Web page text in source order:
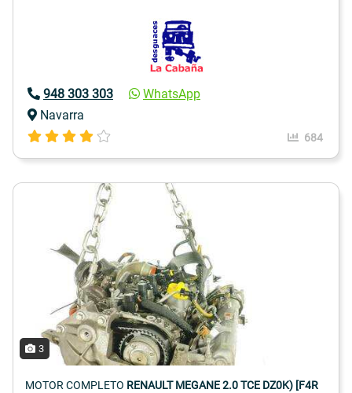
948 303 303
WhatsApp
Navarra
684
3
MOTOR COMPLETO RENAULT MEGANE 2.0 TCE DZ0K) [F4R